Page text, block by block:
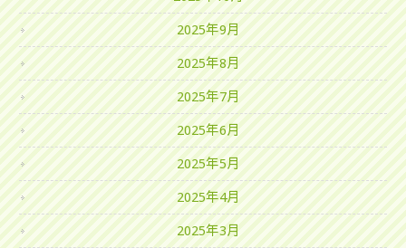
2025年9月
2025年8月
2025年7月
2025年6月
2025年5月
2025年4月
2025年3月